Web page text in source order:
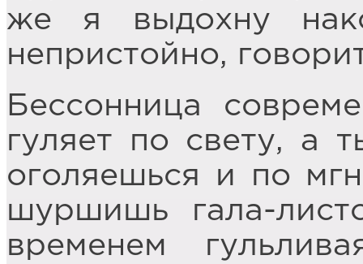
же я выдохну
непристойно,
Бессонница
гуляет по свету, а
оголяешься и по
шуршишь гала-
временем